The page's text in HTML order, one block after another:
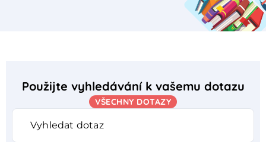
Použijte vyhledávání k vašemu dotazu
VŠECHNY DOTAZY